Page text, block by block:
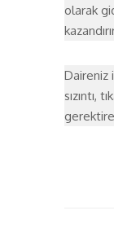
olarak
Daireniz
sızıntı,